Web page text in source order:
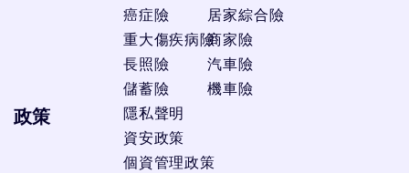
癌症險
重大傷疾病險
長照險
儲蓄險
居家綜合險
商家險
汽車險
機車險
政策
隱私聲明
資安政策
個資管理政策